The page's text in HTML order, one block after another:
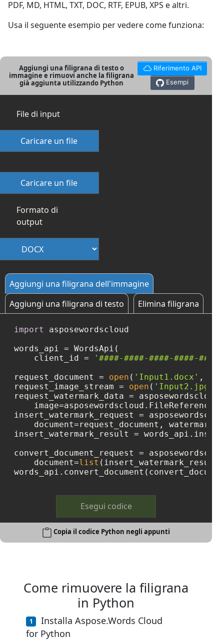
PDF, MD, HTML, TXT, DOC, RTF, EPUB, XPS e altri.
Usa il seguente esempio per vedere come funziona:
Aggiungi una filigrana di testo o
immagine e rimuovi anche la filigrana
già aggiunta utilizzando Python
Riferimento API
Esempi
File di input
Caricare un file
Caricare un file
Formato di
output
Aggiungi una filigrana dell'immagine
Aggiungi una filigrana di testo
Elimina filigrana
import
asposewordscloud
words_api = WordsApi(
    client_id =
'####-####-####-####-####'
request_document = open ( 'Input1.docx' ,
request_image_stream = open ( 'Input2.jpg'
request_watermark_data =
insert_watermark_request =
document=request_document,
insert_watermark_result =
convert_document_request =
    document=
list
Esegui codice
Copia il codice Python negli appunti
Come rimuovere la filigrana
in Python
Installa Aspose.Words Cloud
for Python